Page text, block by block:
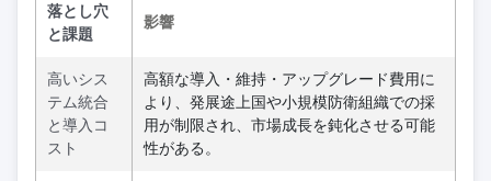
落とし穴
と課題
影響
高いシス
テム統合
と導入コ
スト
高額な導入・維持・アップグレード費用に
より、発展途上国や小規模防衛組織での採
用が制限され、市場成長を鈍化させる可能
性がある。